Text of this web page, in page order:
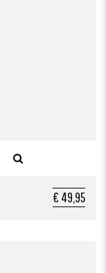
€ 49,95